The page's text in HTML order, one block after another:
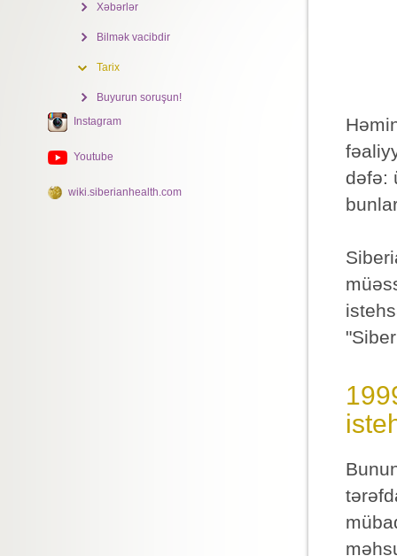
dəfə:
Xəbərlər
Bilmək vacibdir
Tarix
Buyurun soruşun!
Instagram
Youtube
wiki.siberianhealth.com